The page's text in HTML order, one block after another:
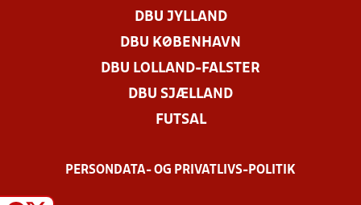
DBU JYLLAND
DBU KØBENHAVN
DBU LOLLAND-FALSTER
DBU SJÆLLAND
FUTSAL
PERSONDATA- OG PRIVATLIVS-POLITIK